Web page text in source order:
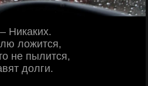
Никаких.
ложится,
не пылится,
долги.